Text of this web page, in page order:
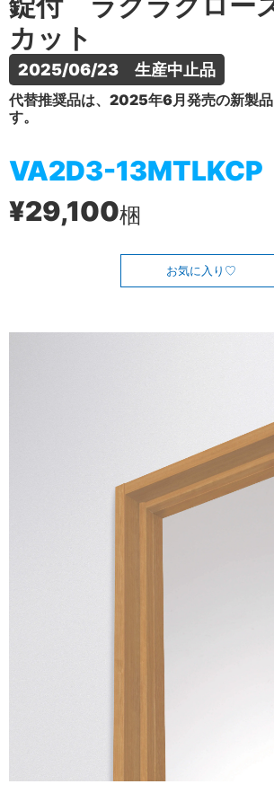
カット
2025/06/23　生産中止品
代替推奨品は、2025年6月発売の新製
す。
VA2D3-13MTLKCP
¥29,100梱
お気に入り